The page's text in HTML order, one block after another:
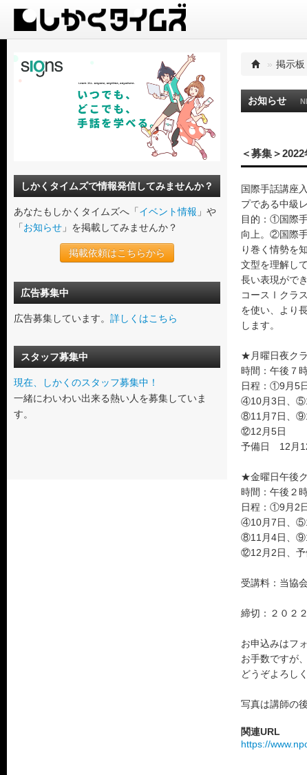
しかくタイムズで情報発信してみませんか？
あなたもしかくタイムズへ「イベント情報 」や
「お知らせ 」を掲載してみませんか？
掲載依頼はこちらから
広告募集中
広告募集しています。 詳しくはこちら
スタッフ募集中
現在、しかくのスタッフ募集中！
一緒にわいわい出来る熱い人を募集していま
す。
» 掲示板
お知らせ
＜募集＞
国際手話講座
プである中級
目的：①国際
向上。②国際
り巻く情勢を知
文型を理解し
長い表現がで
コースⅠクラ
を使い、より
します。
★月曜日夜ク
時間：午後７
日程：①9月5
④10月3日、
⑧11月7日、
⑫12月5日
予備日 12月
★金曜日午後
時間：午後２
日程：①9月2
④10月7日、
⑧11月4日、
⑫12月2日、予
受講料：当協
締切：２０２
お申込みはフ
お手数ですが
どうぞよろし
写真は講師の
関連URL
https://